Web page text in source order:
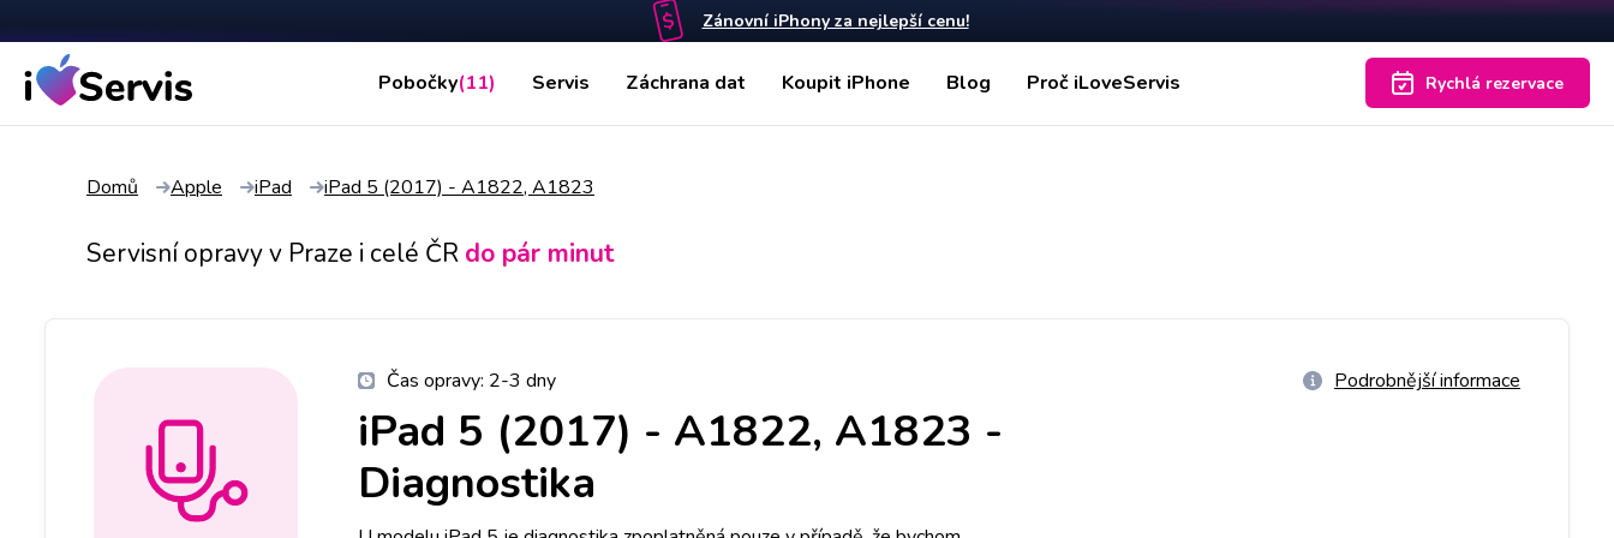
Zánovní iPhony za nejlepší cenu!
Pobočky(11) Servis Záchrana dat Koupit iPhone Blog Proč iLoveServis Rychlá rezervace
Domů Apple iPad iPad 5 (2017) - A1822, A1823
Servisní opravy v Praze i celé ČR do pár minut
Čas opravy: 2-3 dny Podrobnější informace
iPad 5 (2017) - A1822, A1823 -
Diagnostika